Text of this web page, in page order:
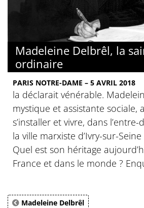
Madeleine Delbrêl, la
ordinaire
PARIS NOTRE-DAME – 5 AVRIL 2018
la déclarait vénérable.
mystique et assistante sociale,
s’installer et vivre, dans
la ville marxiste d’Ivry-sur-
Quel est son héritage
France et dans le monde ?
Madeleine Delbrêl